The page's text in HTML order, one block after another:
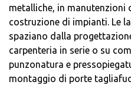
metalliche, in manutenzioni
costruzione di impianti. Le
spaziano dalla
carpenteria in serie o su
punzonatura e
montaggio di porte